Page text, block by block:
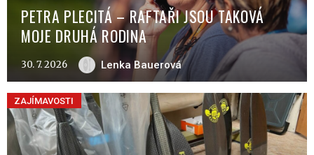
PETRA PLECITÁ – RAFTAŘI JSOU TAKOVÁ
MOJE DRUHÁ RODINA
30. 7. 2026 Lenka Bauerová
ZAJÍMAVOSTI